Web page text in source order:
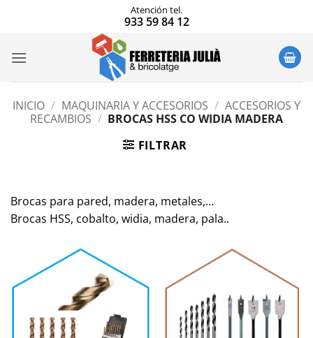
Atención tel.
933 59 84 12
INICIO / MAQUINARIA Y ACCESORIOS / ACCESORIOS Y
RECAMBIOS / BROCAS HSS CO WIDIA MADERA
FILTRAR
Brocas para pared, madera, metales,…
Brocas HSS, cobalto, widia, madera, pala..